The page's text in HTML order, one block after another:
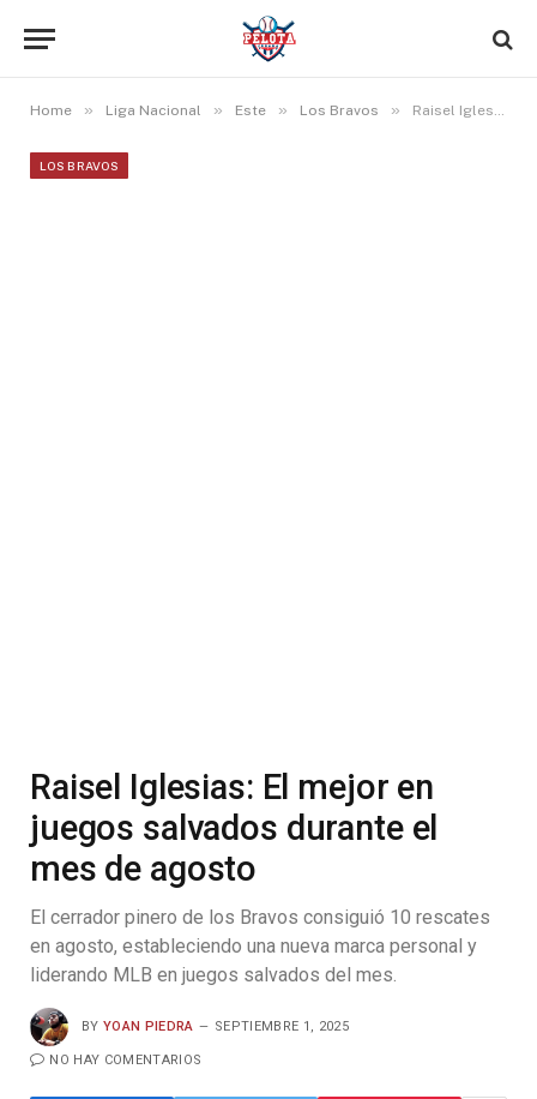
Home » Liga Nacional » Este » Los Bravos » Raisel Iglesias: El mejor en juegos salvados durante el mes de agosto
LOS BRAVOS
Raisel Iglesias: El mejor en
juegos salvados durante el
mes de agosto
El cerrador pinero de los Bravos consiguió 10 rescates
en agosto, estableciendo una nueva marca personal y
liderando MLB en juegos salvados del mes.
BY YOAN PIEDRA SEPTIEMBRE 1, 2025
NO HAY COMENTARIOS